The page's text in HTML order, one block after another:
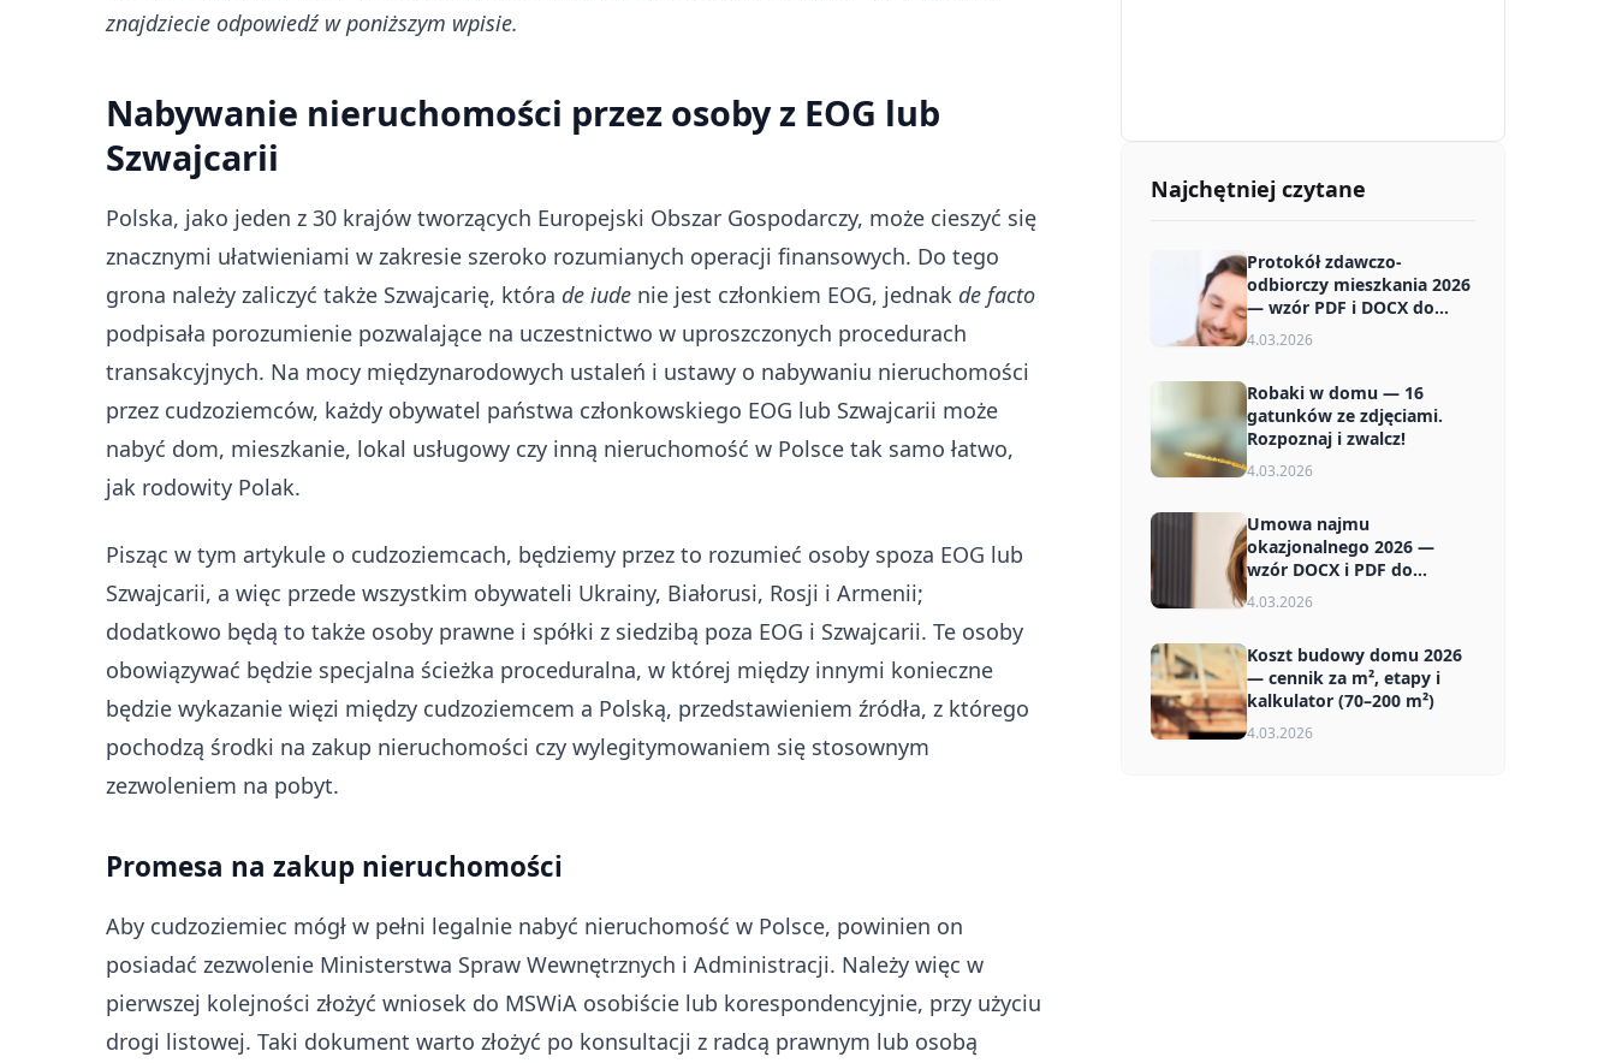
znajdziecie odpowiedź w poniższym wpisie.
Nabywanie nieruchomości przez osoby z EOG lub
Szwajcarii
Polska, jako jeden z 30 krajów tworzących Europejski Obszar Gospodarczy, może cieszyć się
znacznymi ułatwieniami w zakresie szeroko rozumianych operacji finansowych. Do tego
grona należy zaliczyć także Szwajcarię, która de iude nie jest członkiem EOG, jednak de facto
podpisała porozumienie pozwalające na uczestnictwo w uproszczonych procedurach
transakcyjnych. Na mocy międzynarodowych ustaleń i ustawy o nabywaniu nieruchomości
przez cudzoziemców, każdy obywatel państwa członkowskiego EOG lub Szwajcarii może
nabyć dom, mieszkanie, lokal usługowy czy inną nieruchomość w Polsce tak samo łatwo,
jak rodowity Polak.
Pisząc w tym artykule o cudzoziemcach, będziemy przez to rozumieć osoby spoza EOG lub
Szwajcarii, a więc przede wszystkim obywateli Ukrainy, Białorusi, Rosji i Armenii;
dodatkowo będą to także osoby prawne i spółki z siedzibą poza EOG i Szwajcarii. Te osoby
obowiązywać będzie specjalna ścieżka proceduralna, w której między innymi konieczne
będzie wykazanie więzi między cudzoziemcem a Polską, przedstawieniem źródła, z którego
pochodzą środki na zakup nieruchomości czy wylegitymowaniem się stosownym
zezwoleniem na pobyt.
Promesa na zakup nieruchomości
Aby cudzoziemiec mógł w pełni legalnie nabyć nieruchomość w Polsce, powinien on
posiadać zezwolenie Ministerstwa Spraw Wewnętrznych i Administracji. Należy więc w
pierwszej kolejności złożyć wniosek do MSWiA osobiście lub korespondencyjnie, przy użyciu
drogi listowej. Taki dokument warto złożyć po konsultacji z radcą prawnym lub osobą
Najchętniej czytane
Protokół zdawczo-
odbiorczy mieszkania 2026
— wzór PDF i DOCX do
pobrania
4.03.2026
Robaki w domu — 16
gatunków ze zdjęciami.
Rozpoznaj i zwalcz!
4.03.2026
Umowa najmu
okazjonalnego 2026 —
wzór DOCX i PDF do
pobrania za darmo
4.03.2026
Koszt budowy domu 2026
— cennik za m², etapy i
kalkulator (70–200 m²)
4.03.2026